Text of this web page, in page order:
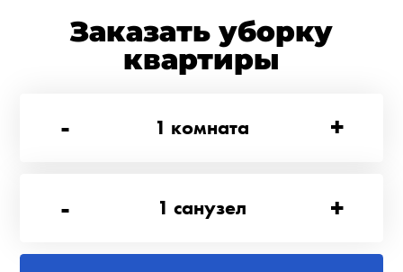
Заказать уборку
квартиры
-
1 комната +
- 1 санузел +